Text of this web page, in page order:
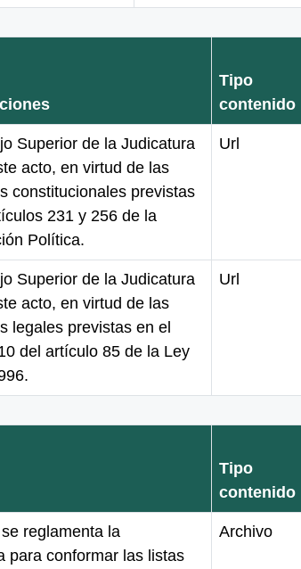
Tipo
contenido
Superior de la Judicatura
acto, en virtud de las
constitucionales previstas
231 y 256 de la
Política.
Url
Superior de la Judicatura
acto, en virtud de las
legales previstas en el
del artículo 85 de la Ley
Url
Tipo
contenido
reglamenta la
para conformar las listas
Archivo